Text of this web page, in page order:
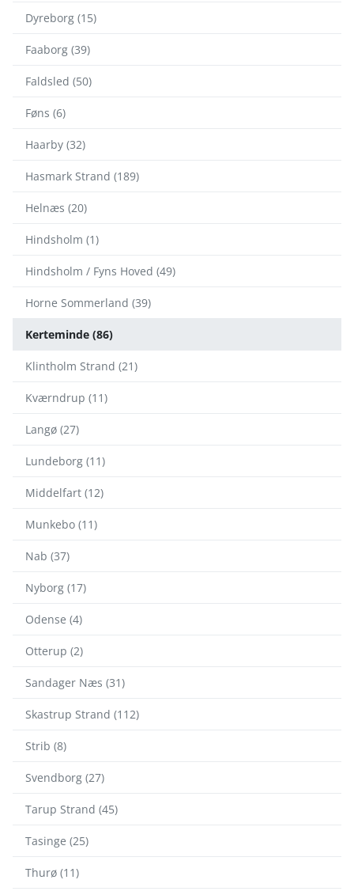
Dyreborg (15)
Faaborg (39)
Faldsled (50)
Føns (6)
Haarby (32)
Hasmark Strand (189)
Helnæs (20)
Hindsholm (1)
Hindsholm / Fyns Hoved (49)
Horne Sommerland (39)
Kerteminde (86)
Klintholm Strand (21)
Kværndrup (11)
Langø (27)
Lundeborg (11)
Middelfart (12)
Munkebo (11)
Nab (37)
Nyborg (17)
Odense (4)
Otterup (2)
Sandager Næs (31)
Skastrup Strand (112)
Strib (8)
Svendborg (27)
Tarup Strand (45)
Tasinge (25)
Thurø (11)